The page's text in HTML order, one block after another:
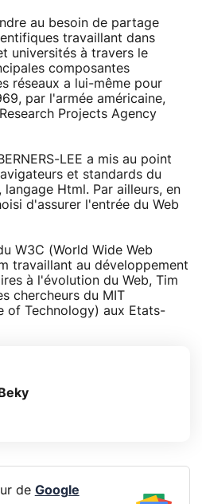
au besoin de partage
travaillant dans
universités à travers le
composantes
réseaux a lui-même pour
par l'armée américaine,
Projects Agency
LEE a mis au point
et standards du
Html. Par ailleurs, en
d'assurer l'entrée du Web
W3C (World Wide Web
travaillant au développement
à l'évolution du Web, Tim
chercheurs du MIT
of Technology) aux Etats-
de Google